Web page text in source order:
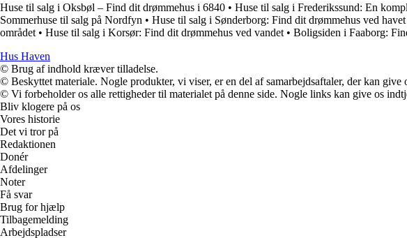
Huse til salg i Oksbøl – Find dit drømmehus i 6840 • Huse til salg i Frederikssund: En
Sommerhuse til salg på Nordfyn • Huse til salg i Sønderborg: Find dit drømmehus ved havet
området • Huse til salg i Korsør: Find dit drømmehus ved vandet • Boligsiden i Faaborg:
Hus Haven
© Brug af indhold kræver tilladelse.
© Beskyttet materiale. Nogle produkter, vi viser, er en del af samarbejdsaftaler, der kan give
© Vi forbeholder os alle rettigheder til materialet på denne side. Nogle links kan give os
Bliv klogere på os
Vores historie
Det vi tror på
Redaktionen
Donér
Afdelinger
Noter
Få svar
Brug for hjælp
Tilbagemelding
Arbejdspladser